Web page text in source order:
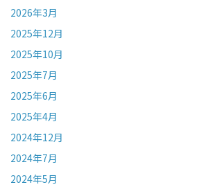
2026年3月
2025年12月
2025年10月
2025年7月
2025年6月
2025年4月
2024年12月
2024年7月
2024年5月